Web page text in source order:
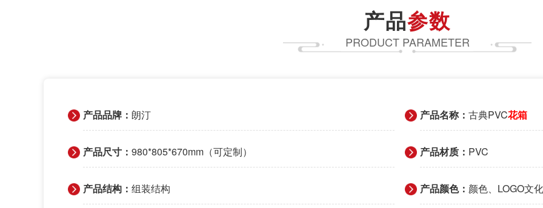
产品参数
PRODUCT PARAMETER
产品品牌： 朗汀 产品名称：古典PVC花箱
产品尺寸： 980*805*670mm（可定制） 产品材质： PVC
产品结构： 组装结构 产品颜色： 颜色、LOGO文